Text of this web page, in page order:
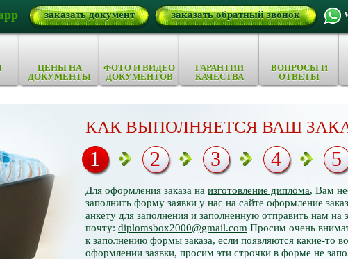
заказать документ заказать обратный звонок
ЦЕНЫ НА
ДОКУМЕНТЫ
ФОТО И ВИДЕО
ДОКУМЕНТОВ
ГАРАНТИИ
КАЧЕСТВА
ВОПРОСЫ И
ОТВЕТЫ
КАК ВЫПОЛНЯЕТСЯ ВАШ
Для оформления заказа на изготовление диплома, Вам
заполнить форму заявки у нас на сайте оформление
анкету для заполнения и заполненную отправить нам на
почту: diplomsbox2000@gmail.com Просим очень
к заполнению формы заказа, если появляются какие-то
оформлении заявки, просим эти строчки в форме не
1 2 3 4 5